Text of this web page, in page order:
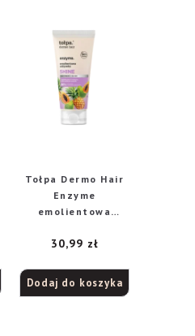
Tołpa Dermo Hair
Enzyme
emolientowa
włosów, 200 ml
30,99 zł
Dodaj do koszyka